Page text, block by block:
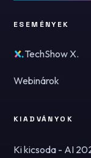
ESEMÉNYEK
TechShow X.
Webinárok
KIADVÁNYOK
Ki kicsoda - AI